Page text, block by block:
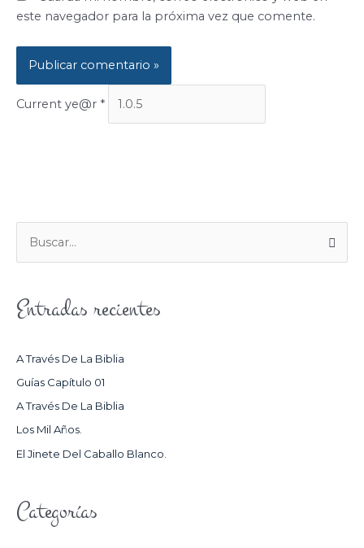
este navegador para la próxima vez que comente.
Current ye@r *
U
C
R
:
Entradas recientes
A Través De La Biblia
Guías Capítulo 01
A Través De La Biblia
Los Mil Años.
El Jinete Del Caballo Blanco.
Categorías